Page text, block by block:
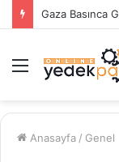
Gaza Basınca
Menü
Anasayfa / Genel